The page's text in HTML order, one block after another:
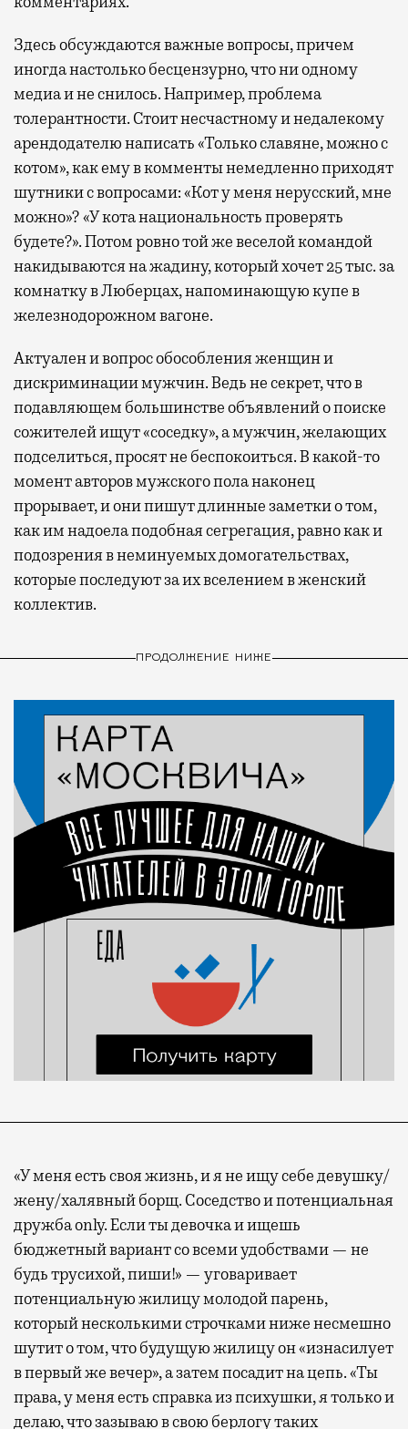
Здесь обсуждаются важные вопросы, причем
иногда настолько бесцензурно, что ни одному
медиа и не снилось. Например, проблема
толерантности. Стоит несчастному и недалекому
арендодателю написать «Только славяне, можно с
котом», как ему в комменты немедленно приходят
шутники с вопросами: «Кот у меня нерусский, мне
можно»? «У кота национальность проверять
будете?». Потом ровно той же веселой командой
накидываются на жадину, который хочет 25 тыс. за
комнатку в Люберцах, напоминающую купе в
железнодорожном вагоне.
Актуален и вопрос обособления женщин и
дискриминации мужчин. Ведь не секрет, что в
подавляющем большинстве объявлений о поиске
сожителей ищут «соседку», а мужчин, желающих
подселиться, просят не беспокоиться. В какой-то
момент авторов мужского пола наконец
прорывает, и они пишут длинные заметки о том,
как им надоела подобная сегрегация, равно как и
подозрения в неминуемых домогательствах,
которые последуют за их вселением в женский
коллектив.
ПРОДОЛЖЕНИЕ НИЖЕ
«У меня есть своя жизнь, и я не ищу себе девушку/
жену/халявный борщ. Соседство и потенциальная
дружба only. Если ты девочка и ищешь
бюджетный вариант со всеми удобствами — не
будь трусихой, пиши!» — уговаривает
потенциальную жилицу молодой парень,
который несколькими строчками ниже несмешно
шутит о том, что будущую жилицу он «изнасилует
в первый же вечер», а затем посадит на цепь. «Ты
права, у меня есть справка из психушки, я только и
делаю, что зазываю в свою берлогу таких